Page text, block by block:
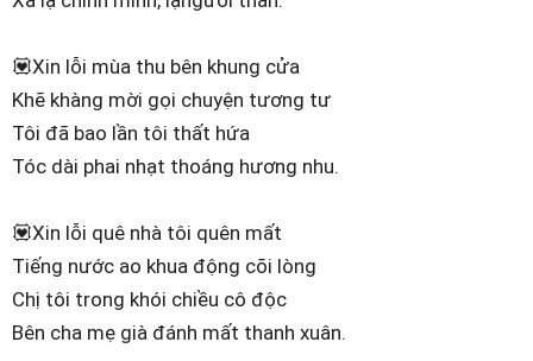
💟Xin lỗi mùa thu bên khung cửa
Khẽ khàng mời gọi chuyện tương tư
Tôi đã bao lần tôi thất hứa
Tóc dài phai nhạt thoáng hương nhu.
💟Xin lỗi quê nhà tôi quên mất
Tiếng nước ao khua động cõi lòng
Chị tôi trong khói chiều cô độc
Bên cha mẹ già đánh mất thanh xuân.